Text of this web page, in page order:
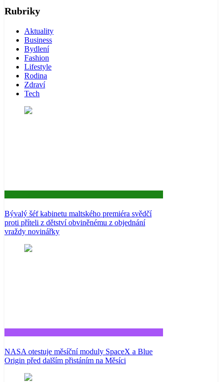
Rubriky
Aktuality
Business
Bydlení
Fashion
Lifestyle
Rodina
Zdraví
Tech
Bývalý šéf kabinetu maltského premiéra svědčí
proti příteli z dětství obviněnému z objednání
vraždy novinářky
NASA otestuje měsíční moduly SpaceX a Blue
Origin před dalším přistáním na Měsíci